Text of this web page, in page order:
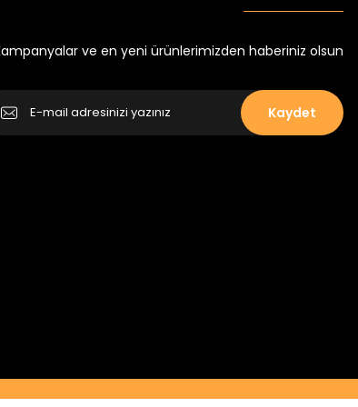
ve en yeni ürünlerimizden haberiniz olsun
Kaydet